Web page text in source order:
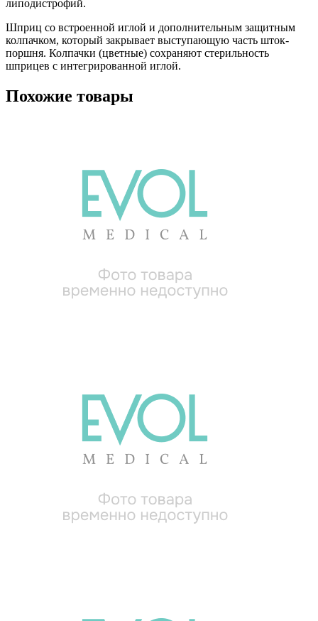
липодистрофий.
Шприц со встроенной иглой и дополнительным защитным
колпачком, который закрывает выступающую часть шток-
поршня. Колпачки (цветные) сохраняют стерильность
шприцев с интегрированной иглой.
Похожие товары